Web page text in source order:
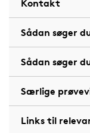
Kontakt
Sådan søger
Sådan søger
Særlige
Links til